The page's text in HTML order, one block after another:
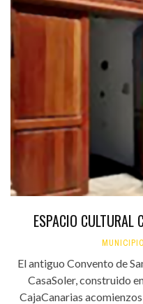
ESPACIO CULTURAL
El antiguo Convento de
CasaSoler, construido
CajaCanarias